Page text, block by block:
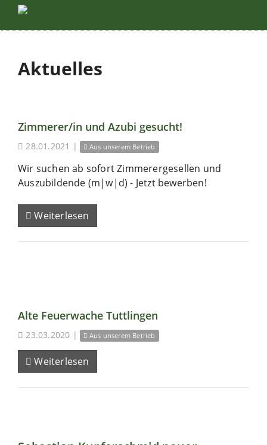
Aktuelles
Zimmerer/in und Azubi gesucht!
28.01.2021 | Aus unserem Betrieb
Wir suchen ab sofort Zimmerergesellen und
Auszubildende (m|w|d) - Jetzt bewerben!
Weiterlesen
Alte Feuerwache Tuttlingen
23.03.2020 | Aus unserem Betrieb
Weiterlesen